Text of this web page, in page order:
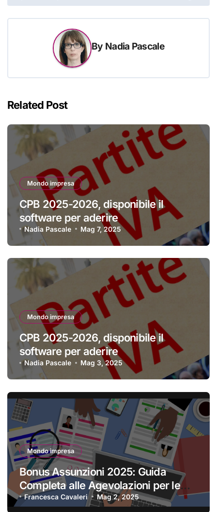
By Nadia Pascale
Related Post
Mondo impresa
CPB 2025-2026, disponibile il
software per aderire
Nadia Pascale Mag 7, 2025
Mondo impresa
CPB 2025-2026, disponibile il
software per aderire
Nadia Pascale Mag 3, 2025
Mondo impresa
Bonus Assunzioni 2025: Guida
Completa alle Agevolazioni per le
Imprese
Francesca Cavaleri Mag 2, 2025